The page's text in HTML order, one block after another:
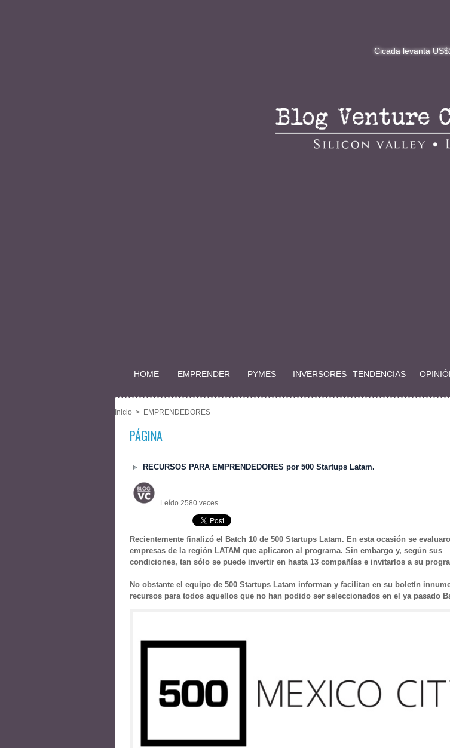
Cicada levanta US$13,5
HOME EMPRENDER PYMES INVERSORES TENDENCIAS
Inicio > EMPRENDEDORES
PÁGINA
RECURSOS PARA EMPRENDEDORES por 500 Startups Latam.
Leído 2580 veces
Recientemente finalizó el Batch 10 de 500 Startups Latam. En esta ocasión se
empresas de la región LATAM que aplicaron al programa. Sin embargo y, según sus
condiciones, tan sólo se puede invertir en hasta 13 compañías e invitarlos a su
No obstante el equipo de 500 Startups Latam informan y facilitan en su boletín
recursos para todos aquellos que no han podido ser seleccionados en el ya pasado